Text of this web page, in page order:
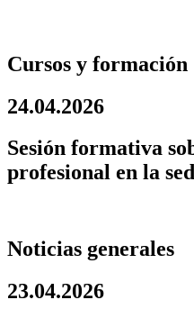
Cursos y formación
24.04.2026
Sesión formativa
profesional en la
Noticias generales
23.04.2026